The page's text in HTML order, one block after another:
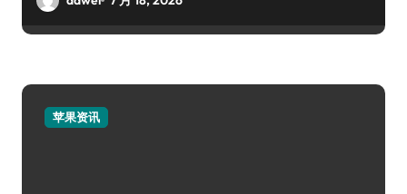
苹果资讯